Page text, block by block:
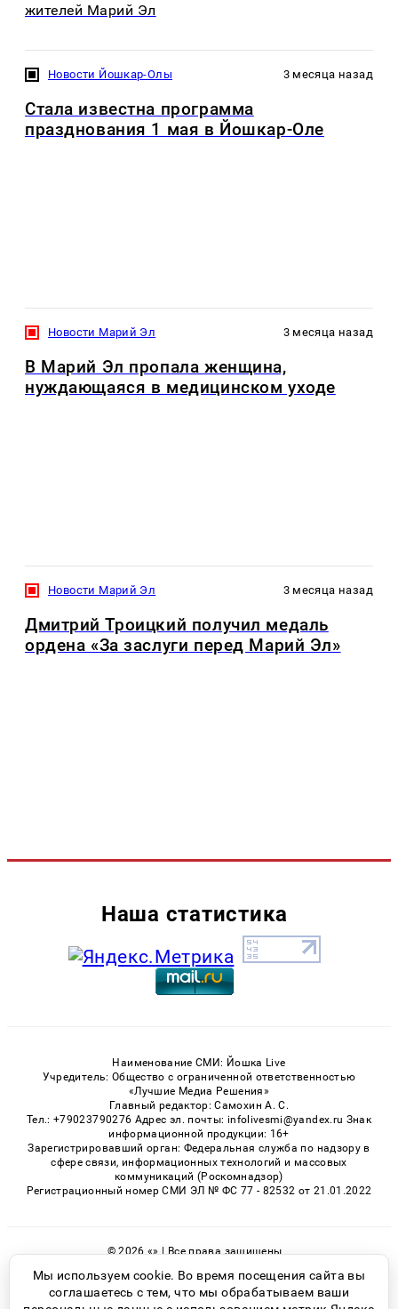
жителей Марий Эл
Новости Йошкар-Олы 3 месяца назад
Стала известна программа
празднования 1 мая в Йошкар-Оле
Новости Марий Эл 3 месяца назад
В Марий Эл пропала женщина,
нуждающаяся в медицинском уходе
Новости Марий Эл 3 месяца назад
Дмитрий Троицкий получил медаль
ордена «За заслуги перед Марий Эл»
Наша статистика
Наименование СМИ: Йошка Live
Учредитель: Общество с ограниченной ответственностью
«Лучшие Медиа Решения»
Главный редактор: Самохин А. С.
Тел.: +79023790276 Адрес эл. почты: infolivesmi@yandex.ru Знак
информационной продукции: 16+
Зарегистрировавший орган: Федеральная служба по надзору в
сфере связи, информационных технологий и массовых
коммуникаций (Роскомнадзор)
Регистрационный номер СМИ ЭЛ № ФС 77 - 82532 от 21.01.2022
© 2026 «» | Все права защищены
Возрастная категория сайта 16+
Политика конфиденциальности
Мы используем cookie. Во время посещения сайта вы
соглашаетесь с тем, что мы обрабатываем ваши